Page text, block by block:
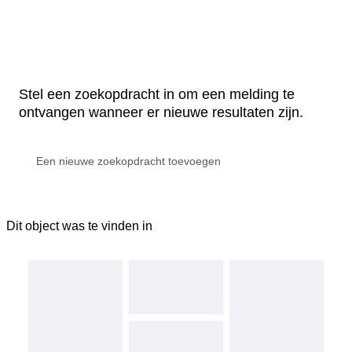
Stel een zoekopdracht in om een melding te
ontvangen wanneer er nieuwe resultaten zijn.
Dit object was te vinden in